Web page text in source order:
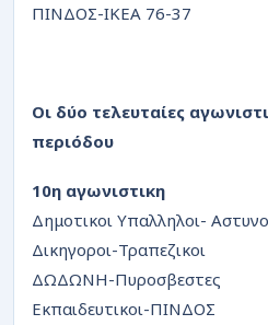
ΠΙΝΔΟΣ-ΙΚΕΑ 76-37
Οι δύο τελευταίες
περιόδου
10η αγωνιστικη
Δημοτικοι Υπαλληλοι-
Δικηγοροι-Τραπεζικοι
ΔΩΔΩΝΗ-Πυροσβεστες
Εκπαιδευτικοι-ΠΙΝΔΟΣ